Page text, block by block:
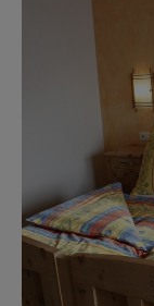
Vor Ort
Deutsch
Parken
E-Auto
Am Betrieb